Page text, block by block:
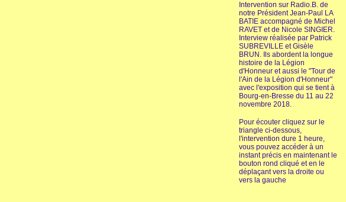
Intervention sur Radio.B. de
notre Président Jean-Paul LA
BATIE accompagné de Michel
RAVET et de Nicole SINGIER.
Interview réalisée par Patrick
SUBREVILLE et Gisèle
BRUN. Ils abordent la longue
histoire de la Légion
d'Honneur et aussi le "Tour de
l'Ain de la Légion d'Honneur"
avec l'exposition qui se tient à
Bourg-en-Bresse du 11 au 22
novembre 2018.
Pour écouter cliquez sur le
triangle ci-dessous,
l'intervention dure 1 heure,
vous pouvez accéder à un
instant précis en maintenant le
bouton rond cliqué et en le
déplaçant vers la droite ou
vers la gauche